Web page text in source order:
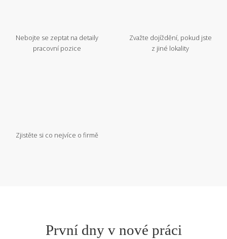
Nebojte se zeptat na detaily
pracovní pozice
Zvažte dojíždění, pokud jste
z jiné lokality
Zjistěte si co nejvíce o firmě
První dny v nové práci